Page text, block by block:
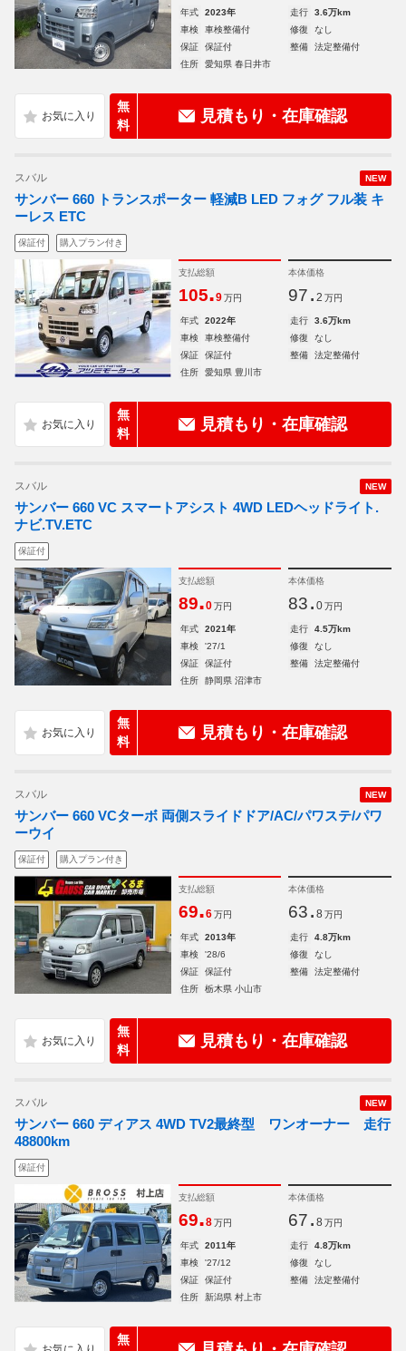
年式 2023年 走行
3.6万km
車検
車検整備付 修復
なし
保証
保証付 整備
法定整備付
住所
愛知県 春日井市
無
料
見積もり・在庫確認
NEW
スバル
サンバー 660 トランスポーター 軽減B LED フォグ フル装 キ
ーレス ETC
保証付 購入プラン付き
支払総額
105.9 万円
本体価格
97. 2 万円
年式 2022年 走行
3.6万km
車検
車検整備付 修復
なし
保証
保証付 整備
法定整備付
住所
愛知県 豊川市
無
料
見積もり・在庫確認
NEW
スバル
サンバー 660 VC スマートアシスト 4WD LEDヘッドライト.
ナビ.TV.ETC
保証付
支払総額
89.0 万円
本体価格
83. 0 万円
年式 2021年 走行
4.5万km
車検
'27/1 修復
なし
保証
保証付 整備
法定整備付
住所
静岡県 沼津市
無
料
見積もり・在庫確認
NEW
スバル
サンバー 660 VCターボ 両側スライドドア/AC/パワステ/パワ
ーウイ
保証付 購入プラン付き
支払総額
69.6 万円
本体価格
63. 8 万円
年式 2013年 走行
4.8万km
車検
'28/6 修復
なし
保証
保証付 整備
法定整備付
住所
栃木県 小山市
無
料
見積もり・在庫確認
NEW
スバル
サンバー 660 ディアス 4WD TV2最終型 ワンオーナー 走行
48800km
保証付
支払総額
69.8 万円
本体価格
67. 8 万円
年式 2011年 走行
4.8万km
車検
'27/12 修復
なし
保証
保証付 整備
法定整備付
住所
新潟県 村上市
無